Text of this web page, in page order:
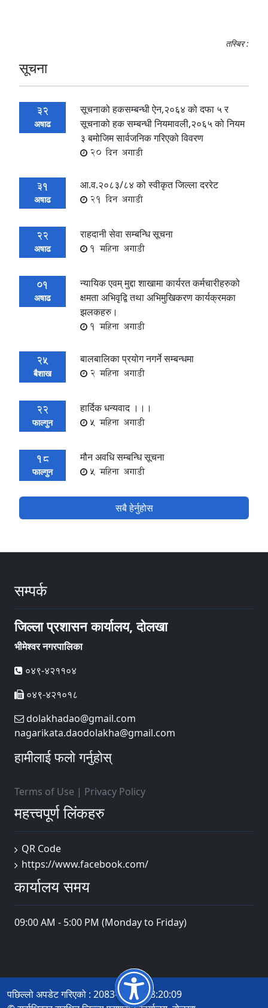
तस्बिर :
सूचना
32
अषाढ
सूचनाको हकसम्बन्धी ऐन,२०६४ को दफा ५ र
सूचनाको हक सम्बन्धी नियमावली,२०६५ को नियम
३ बमोजिम सार्वजनिक गरिएको विवरण
20 दिन अगाडी
31
अषाढ
आ.व.२०८३/८४ को स्वीकृत जिल्ला दररेट
21 दिन अगाडी
22
अषाढ
राहदानी सेवा सम्बन्धि सूचना
1 महिना अगाडी
01
अषाढ
न्यायिक एवम् मुद्दा शाखामा कार्यरत कर्मचारीहरुको
क्षमता अभिवृद्वि तथा अभिमुखिकरण कार्यक्रमका
झलकहरु।
1 महिना अगाडी
25
बैशाख
बालबालिका प्रयोग नगर्ने सम्बन्धमा
2 महिना अगाडी
22
फाल्गुन
हार्दिक धन्यवाद ।।।
5 महिना अगाडी
18
फाल्गुन
मौन अवधि सम्बन्धि सूचना
5 महिना अगाडी
सबै हेर्नुहोस
सम्पर्क
जिल्ला प्रशासन कार्यालय, दोलखा
भीमेश्वर नगरपालिका
०४९-४२११०४
०४९-४२१०१८
dolakhadao@gmail.com
nagarikata.daodolakha@gmail.com
हामीलाई फलो गर्नुहोस्
Terms of Use | Privacy Policy
महत्त्वपूर्ण लिंकहरु
QR Code
https://www.facebook.com/
कार्यालय समय
09:00 AM - 5:00 PM (Monday to Friday)
पछिल्लो अपडेट गरिएको : 2083-03-32 18:20:09